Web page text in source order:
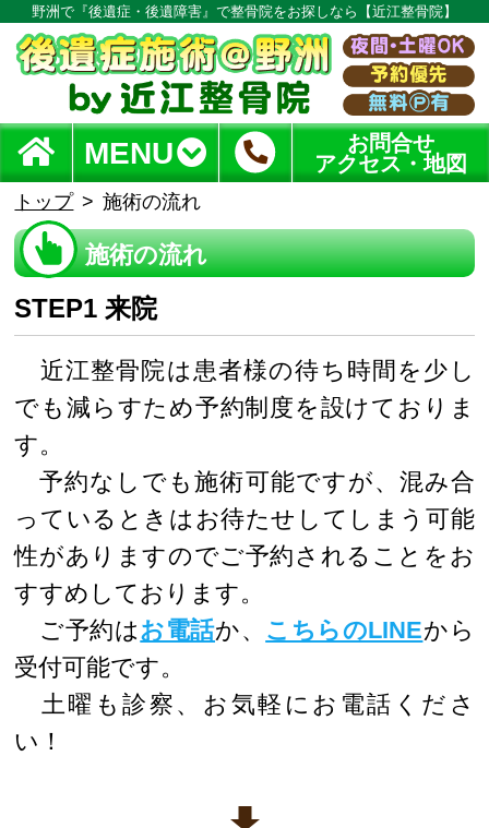
野洲で『後遺症・後遺障害』で整骨院をお探しなら【近江整骨院】
MENU
お問合せ
アクセス・地図
トップ 施術の流れ
施術の流れ
STEP1 来院
近江整骨院は患者様の待ち時間を少し
でも減らすため予約制度を設けておりま
す。
予約なしでも施術可能ですが、混み合
っているときはお待たせしてしまう可能
性がありますのでご予約されることをお
すすめしております。
ご予約はお電話か、 こちらのLINEから
受付可能です。
土曜も診察、お気軽にお電話くださ
い！